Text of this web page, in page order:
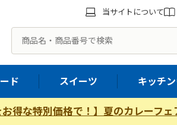
当サイトについて
ド スイーツ キッチ
お得な特別価格で！】夏のカレーフェ